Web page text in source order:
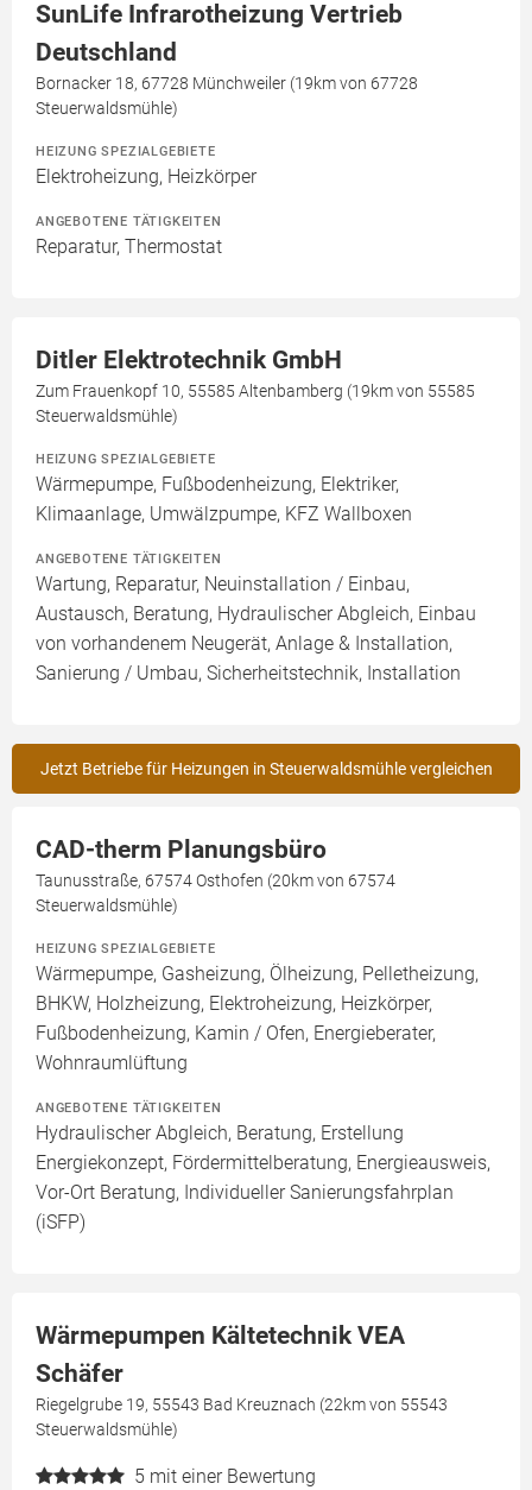
SunLife Infrarotheizung Vertrieb
Deutschland
Bornacker 18, 67728 Münchweiler (19km von 67728
Steuerwaldsmühle)
HEIZUNG SPEZIALGEBIETE
Elektroheizung, Heizkörper
ANGEBOTENE TÄTIGKEITEN
Reparatur, Thermostat
Ditler Elektrotechnik GmbH
Zum Frauenkopf 10, 55585 Altenbamberg (19km von 55585
Steuerwaldsmühle)
HEIZUNG SPEZIALGEBIETE
Wärmepumpe, Fußbodenheizung, Elektriker,
Klimaanlage, Umwälzpumpe, KFZ Wallboxen
ANGEBOTENE TÄTIGKEITEN
Wartung, Reparatur, Neuinstallation / Einbau,
Austausch, Beratung, Hydraulischer Abgleich, Einbau
von vorhandenem Neugerät, Anlage & Installation,
Sanierung / Umbau, Sicherheitstechnik, Installation
Jetzt Betriebe für Heizungen in Steuerwaldsmühle vergleichen
CAD-therm Planungsbüro
Taunusstraße, 67574 Osthofen (20km von 67574
Steuerwaldsmühle)
HEIZUNG SPEZIALGEBIETE
Wärmepumpe, Gasheizung, Ölheizung, Pelletheizung,
BHKW, Holzheizung, Elektroheizung, Heizkörper,
Fußbodenheizung, Kamin / Ofen, Energieberater,
Wohnraumlüftung
ANGEBOTENE TÄTIGKEITEN
Hydraulischer Abgleich, Beratung, Erstellung
Energiekonzept, Fördermittelberatung, Energieausweis,
Vor-Ort Beratung, Individueller Sanierungsfahrplan
(iSFP)
Wärmepumpen Kältetechnik VEA
Schäfer
Riegelgrube 19, 55543 Bad Kreuznach (22km von 55543
Steuerwaldsmühle)
5 mit einer Bewertung